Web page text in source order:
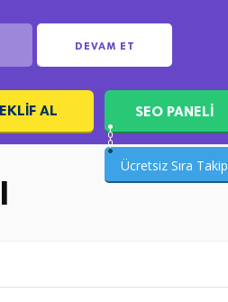
DEVAM ET
AL SEO PANELİ
Ücretsiz Sıra Takip